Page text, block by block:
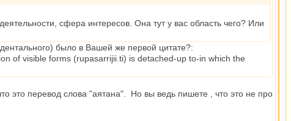
сфера интересов. Она тут у вас область чего? Или
было в Вашей же первой цитате?:
of visible forms (rupasarrijii.ti) is detached-up to-in which the
это перевод слова "аятана". Но вы ведь пишете , что это не про